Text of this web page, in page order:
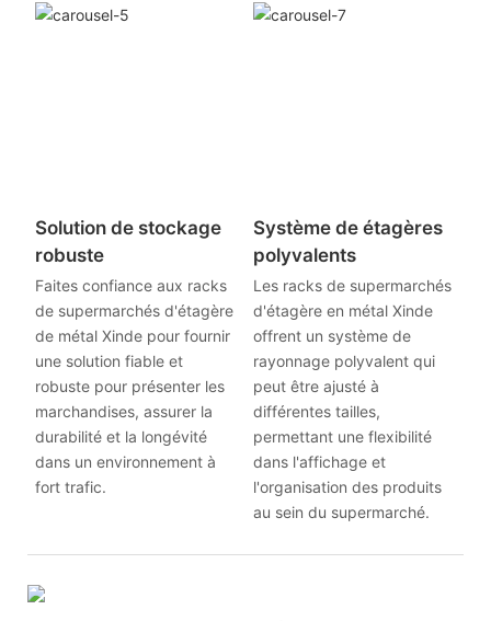
Solution de stockage
robuste
Faites confiance aux racks
de supermarchés d'étagère
de métal Xinde pour fournir
une solution fiable et
robuste pour présenter les
marchandises, assurer la
durabilité et la longévité
dans un environnement à
fort trafic.
Système de étagères
polyvalents
Les racks de supermarchés
d'étagère en métal Xinde
offrent un système de
rayonnage polyvalent qui
peut être ajusté à
différentes tailles,
permettant une flexibilité
dans l'affichage et
l'organisation des produits
au sein du supermarché.